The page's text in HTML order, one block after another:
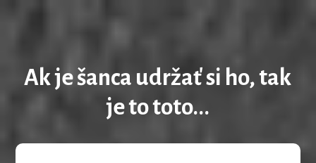
Ak je šanca udržať si ho, tak
je to toto...